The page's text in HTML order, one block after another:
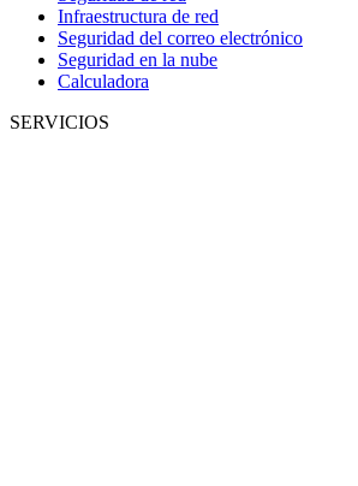
Infraestructura de red
Seguridad del correo electrónico
Seguridad en la nube
Calculadora
SERVICIOS